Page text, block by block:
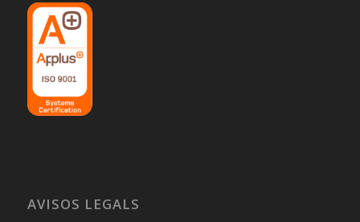
AVISOS LEGALS